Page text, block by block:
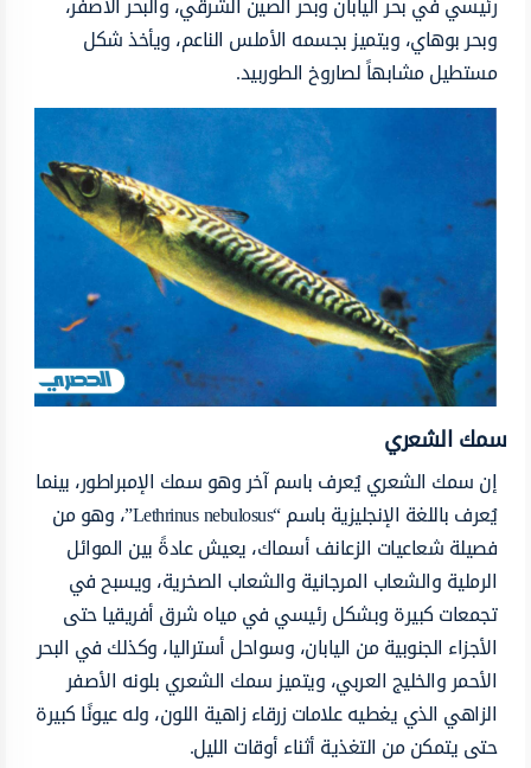
وبحر بوهاي، ويتميز بجسمه الأملس الناعم، ويأخذ شكل
مستطيل مشابهاً لصاروخ الطوربيد.
سمك الشعري
إن سمك الشعري يُعرف باسم آخر وهو سمك الإمبراطور، بينما
يُعرف باللغة الإنجليزية باسم “Lethrinus nebulosus”، وهو من
فصيلة شعاعيات الزعانف أسماك، يعيش عادةً بين الموائل
الرملية والشعاب المرجانية والشعاب الصخرية، ويسبح في
تجمعات كبيرة وبشكل رئيسي في مياه شرق أفريقيا حتى
الأجزاء الجنوبية من اليابان، وسواحل أستراليا، وكذلك في البحر
الأحمر والخليج العربي، ويتميز سمك الشعري بلونه الأصفر
الزاهي الذي يغطيه علامات زرقاء زاهية اللون، وله عيونًا كبيرة
حتى يتمكن من التغذية أثناء أوقات الليل.